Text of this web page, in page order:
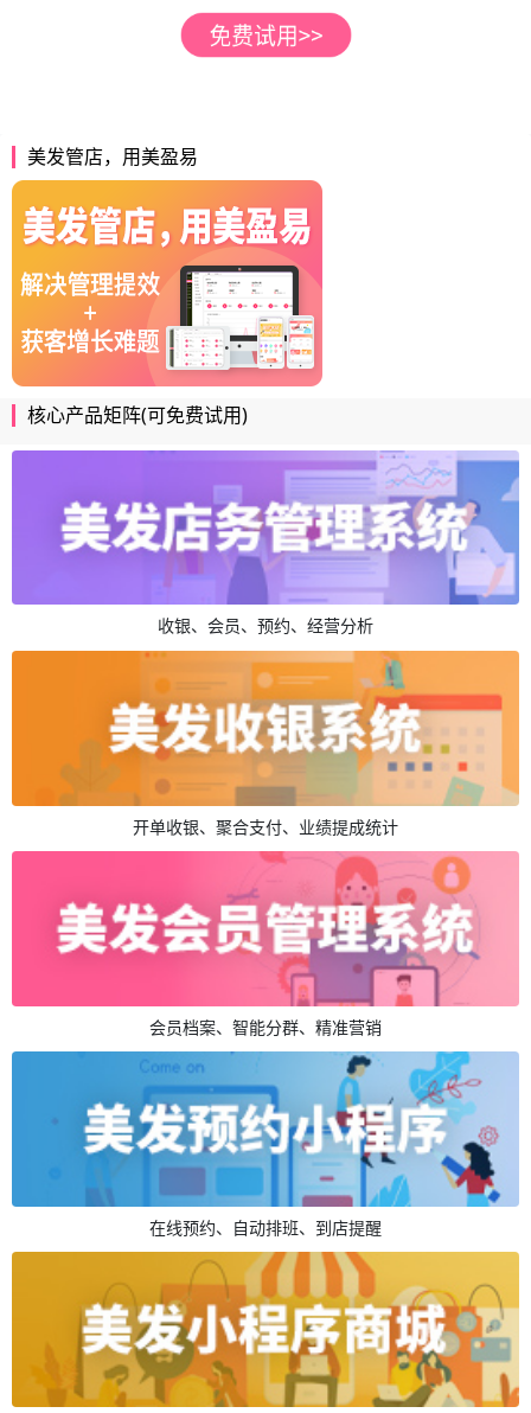
美发管店，用美盈易
核心产品矩阵(可免费试用)
收银、会员、预约、经营分析
开单收银、聚合支付、业绩提成统计
会员档案、智能分群、精准营销
在线预约、自动排班、到店提醒